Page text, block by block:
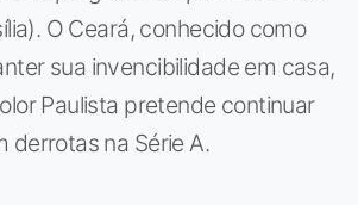
O Ceará, conhecido como
sua invencibilidade em casa,
Paulista pretende continuar
derrotas na Série A.